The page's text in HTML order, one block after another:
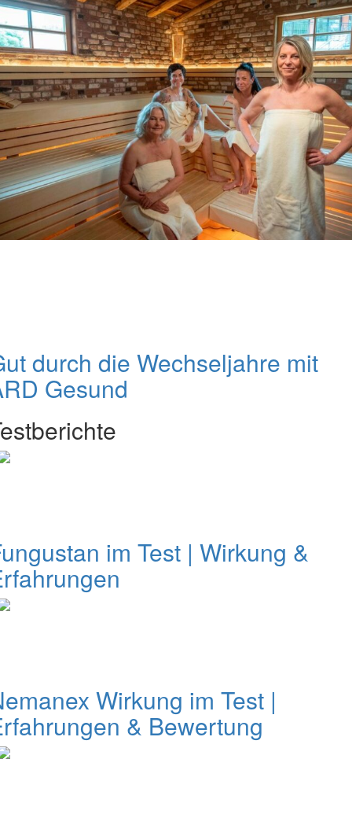
durch die Wechseljahre mit
Gesund
im Test | Wirkung &
Wirkung im Test |
& Bewertung